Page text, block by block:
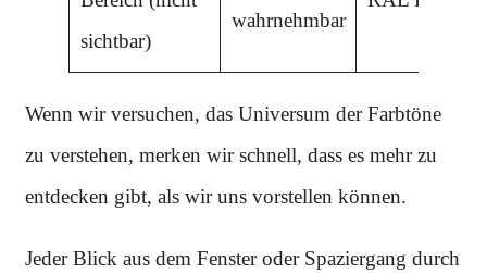
sichtbar)
wahrnehmbar
Wenn wir versuchen, das Universum der Farbtöne
zu verstehen, merken wir schnell, dass es mehr zu
entdecken gibt, als wir uns vorstellen können.
Jeder Blick aus dem Fenster oder Spaziergang durch